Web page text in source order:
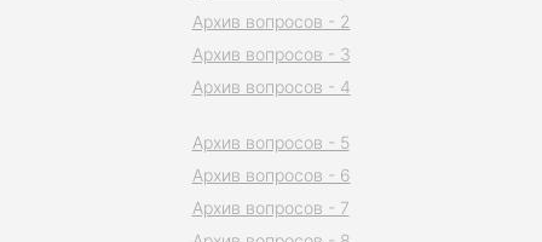
Архив вопросов - 2
Архив вопросов - 3
Архив вопросов - 4
Архив вопросов - 5
Архив вопросов - 6
Архив вопросов - 7